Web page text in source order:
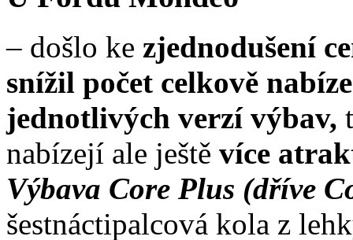
– došlo ke zjednodušení
snížil počet celkově
jednotlivých verzí výbav,
nabízejí ale ještě více
Výbava Core Plus (dříve
šestnáctipalcová kola z